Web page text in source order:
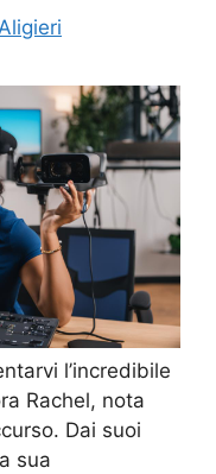
l’incredibile
Rachel, nota
Dai suoi
sua